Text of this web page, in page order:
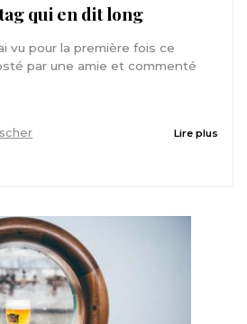
qui en dit long
vu pour la première fois ce
par une amie et commenté
Lire plus